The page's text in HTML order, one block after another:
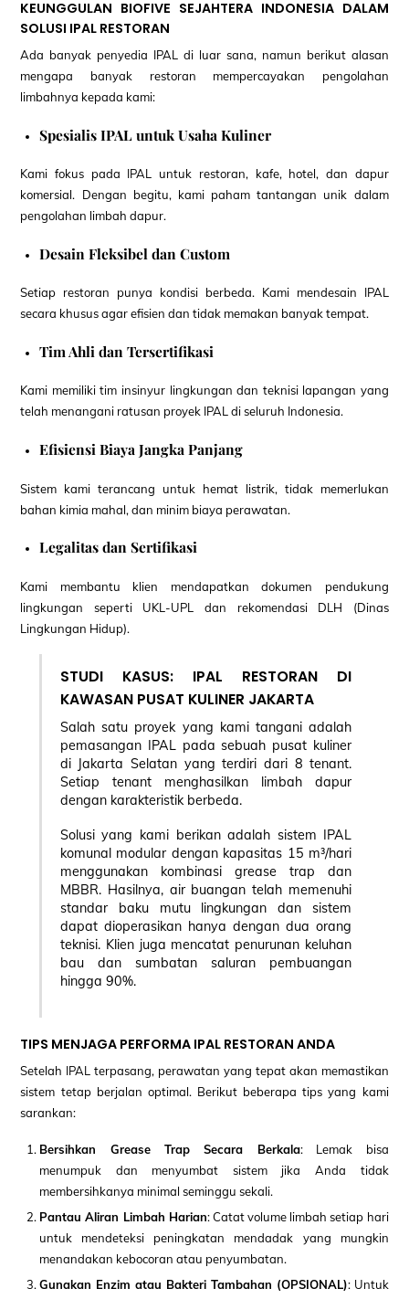
KEUNGGULAN BIOFIVE SEJAHTERA INDONESIA DALAM
SOLUSI IPAL RESTORAN
Ada banyak penyedia IPAL di luar sana, namun berikut alasan
mengapa banyak restoran mempercayakan pengolahan
limbahnya kepada kami:
Spesialis IPAL untuk Usaha Kuliner
Kami fokus pada IPAL untuk restoran, kafe, hotel, dan dapur
komersial. Dengan begitu, kami paham tantangan unik dalam
pengolahan limbah dapur.
Desain Fleksibel dan Custom
Setiap restoran punya kondisi berbeda. Kami mendesain IPAL
secara khusus agar efisien dan tidak memakan banyak tempat.
Tim Ahli dan Tersertifikasi
Kami memiliki tim insinyur lingkungan dan teknisi lapangan yang
telah menangani ratusan proyek IPAL di seluruh Indonesia.
Efisiensi Biaya Jangka Panjang
Sistem kami terancang untuk hemat listrik, tidak memerlukan
bahan kimia mahal, dan minim biaya perawatan.
Legalitas dan Sertifikasi
Kami membantu klien mendapatkan dokumen pendukung
lingkungan seperti UKL-UPL dan rekomendasi DLH (Dinas
Lingkungan Hidup).
STUDI KASUS: IPAL RESTORAN DI
KAWASAN PUSAT KULINER JAKARTA
Salah satu proyek yang kami tangani adalah
pemasangan IPAL pada sebuah pusat kuliner
di Jakarta Selatan yang terdiri dari 8 tenant.
Setiap tenant menghasilkan limbah dapur
dengan karakteristik berbeda.
Solusi yang kami berikan adalah sistem IPAL
komunal modular dengan kapasitas 15 m³/hari
menggunakan kombinasi grease trap dan
MBBR. Hasilnya, air buangan telah memenuhi
standar baku mutu lingkungan dan sistem
dapat dioperasikan hanya dengan dua orang
teknisi. Klien juga mencatat penurunan keluhan
bau dan sumbatan saluran pembuangan
hingga 90%.
TIPS MENJAGA PERFORMA IPAL RESTORAN ANDA
Setelah IPAL terpasang, perawatan yang tepat akan memastikan
sistem tetap berjalan optimal. Berikut beberapa tips yang kami
sarankan:
Bersihkan Grease Trap Secara Berkala: Lemak bisa
menumpuk dan menyumbat sistem jika Anda tidak
membersihkanya minimal seminggu sekali.
Pantau Aliran Limbah Harian: Catat volume limbah setiap hari
untuk mendeteksi peningkatan mendadak yang mungkin
menandakan kebocoran atau penyumbatan.
Gunakan Enzim atau Bakteri Tambahan (OPSIONAL): Untuk